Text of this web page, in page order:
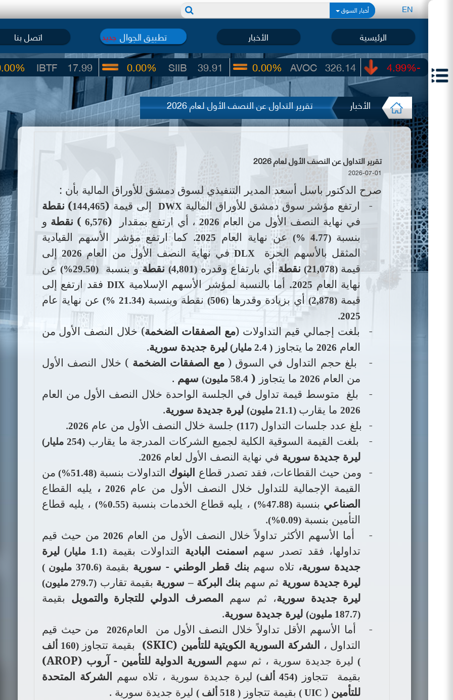
EN أخبار السوق
الرئيسية الأخبار تطبيق الجوال جديد اتصل بنا
17.99 39.91
SIIB
0.00% 326.14
AVOC
0.00% 22.65
UIC
-4.99%
الأخبار تقرير التداول عن النصف الأول لعام 2026
تقرير التداول عن النصف الأول لعام 2026
2026-07-01
صرح الدكتور باسل أسعدالمدير التنفيذي لسوق دمشق للأوراق المالية بأن :
-
ارتفع مؤشر سوق دمشق للأوراق المالية DWX إلى قيمة (
144,465
) نقطة
في نهاية النصف الأول من العام 2026 ، أي ارتفعبمقدار (
6,576
( نقطة و
بنسبة )
4.77 %) عن نهاية العام 2025. كما ارتفع مؤشر الأسهم القيادية
المثقل بالأسهم الحرة
DLXفي نهاية النصف الأول من العام2026إلى
قيمة (21,078) نقطةأي بارتفاع وقدره(4,801) نقطةو بنسبة )
29.50%)
عن
نهاية العام 2025
. أما بالنسبة لمؤشر الأسهم الإسلاميةDIX فقد ارتفع إلى
قيمة (2,878) أي بزيادة وقدرها (506) نقطة وبنسبة (21.34
%) عن نهاية عام
2025
.
-
بلغت إجمالي قيم التداولات (مع الصفقات الضخمة) خلال النصف الأول من
العام 2026 ما يتجاوز ( 2.4 مليار) ليرة جديدة سورية.
-
بلغ حجم التداول في السوق (مع الصفقات الضخمة ) خلال النصف الأول
من العام 2026 ما يتجاوز ( 58.4 مليون) سهم .
-
بلغ متوسط قيمة تداول في الجلسة الواحدة خلال النصف الأول من العام
2026 ما يقارب (21.1 مليون) ليرة جديدة سورية.
- بلغ عدد جلسات التداول (117) جلسة خلال النصف الأول من عام 2026
.
-
بلغت القيمة السوقية الكلية لجميع الشركات المدرجة ما يقارب(254 مليار)
ليرة جديدة سورية في نهاية النصف الأول لعام 2026
.
- ومن حيث القطاعات، فقد تصدر قطاع البنوك التداولات بنسبة(
%51.48
) من
القيمة الإجمالية للتداول خلال النصف الأول من عام 2026، يليه القطاع
الصناعي بنسبة(47.88%) ، يليه قطاع الخدمات بنسبة(0.55%)
، يليه قطاع
التأمين بنسبة (0.09%)
.
-
أما الأسهم الأكثر تداولاً خلال النصف الأول من العام 2026 من حيث قيم
تداولها، فقد تصدر سهم اسمنت البادية التداولات بقيمة (1.1 مليار)
ليرة
جديدة سورية،تلاه سهم بنك قطر الوطني - سورية بقيمة(370.6 مليون )
ليرة جديدة سورية ثم سهم بنك البركة – سورية بقيمة تقارب (279.7 مليون)
ليرة جديدة سورية، ثم سهم المصرف الدولي للتجارة والتمويل بقيمة
(187.7 مليون) ليرة جديدة سورية.
-
أما الأسهم الأقل تداولاً خلال النصف الأول من العام2026
من حيث قيم
التداول ، الشركة السورية الكويتية للتأمين (
SKIC
) بقيمة تتجاوز
(160 ألف
)ليرة جديدة سورية ، ثم سهم السورية الدولية للتأمين - آروب (
AROP
)
بقيمة
تتجاوز (454 ألف) ليرة جديدة سورية ، تلاه سهم الشركة المتحدة
للتأمين (
UIC
) بقيمة تتجاوز ( 518 ألف )
ليرة جديدة سورية .